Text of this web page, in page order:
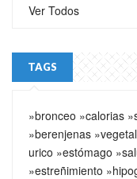
Ver Todos
TAGS
»bronceo »calorias
»berenjenas
urico »estómago
»estreñimiento